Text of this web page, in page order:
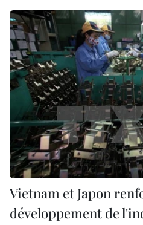
Vietnam et Japon
développement de